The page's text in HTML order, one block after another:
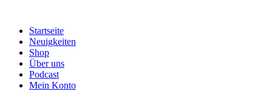
wechselnStartseite
Neuigkeiten
Shop
Über uns
Podcast
Mein Konto